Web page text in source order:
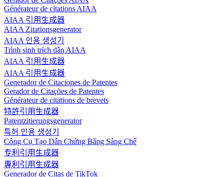
Générateur de citations AIAA
AIAA 引用生成器
AIAA Zitationsgenerator
AIAA 인용 생성기
Trình sinh trích dẫn AIAA
AIAA 引用生成器
AIAA 引用生成器
Generador de Citaciones de Patentes
Gerador de Citações de Patentes
Générateur de citations de brevets
特許引用生成器
Patentzitierungsgenerator
특허 인용 생성기
Công Cụ Tạo Dẫn Chứng Bằng Sáng Chế
专利引用生成器
專利引用生成器
Generador de Citas de TikTok